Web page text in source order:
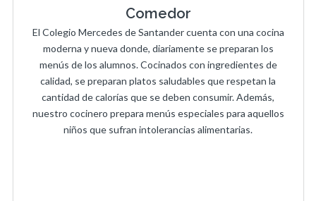
Comedor
El Colegio Mercedes de Santander cuenta con una cocina
moderna y nueva donde, diariamente se preparan los
menús de los alumnos. Cocinados con ingredientes de
calidad, se preparan platos saludables que respetan la
cantidad de calorías que se deben consumir. Además,
nuestro cocinero prepara menús especiales para aquellos
niños que sufran intolerancias alimentarias.